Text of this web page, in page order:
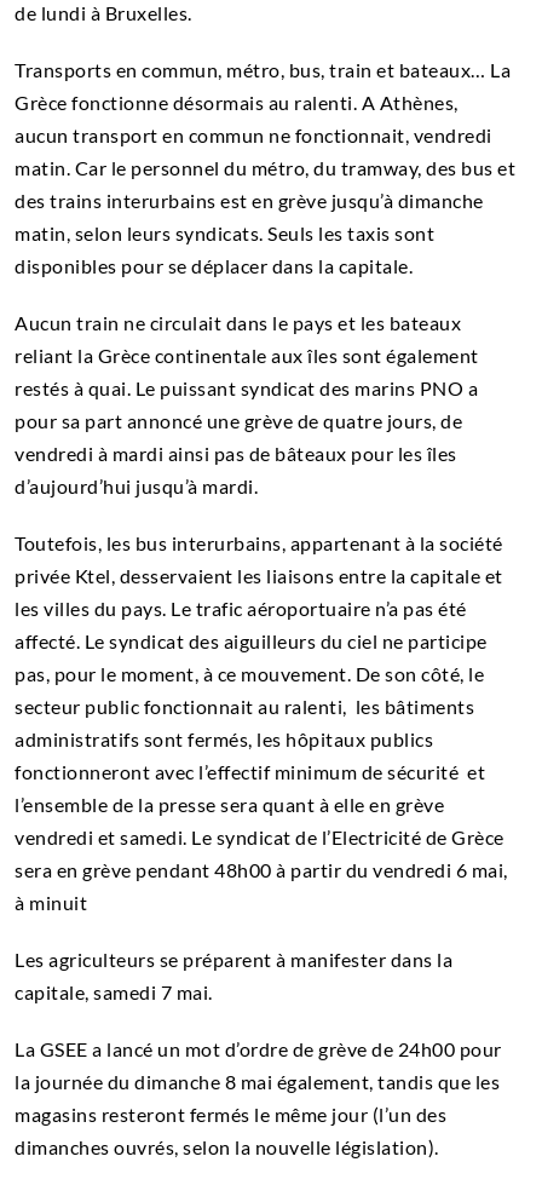
de lundi à Bruxelles.
Transports en commun, métro, bus, train et bateaux… La
Grèce fonctionne désormais au ralenti. A Athènes,
aucun transport en commun ne fonctionnait, vendredi
matin. Car le personnel du métro, du tramway, des bus et
des trains interurbains est en grève jusqu’à dimanche
matin, selon leurs syndicats. Seuls les taxis sont
disponibles pour se déplacer dans la capitale.
Aucun train ne circulait dans le pays et les bateaux
reliant la Grèce continentale aux îles sont également
restés à quai. Le puissant syndicat des marins PNO a
pour sa part annoncé une grève de quatre jours, de
vendredi à mardi ainsi pas de bâteaux pour les îles
d’aujourd’hui jusqu’à mardi.
Toutefois, les bus interurbains, appartenant à la société
privée Ktel, desservaient les liaisons entre la capitale et
les villes du pays. Le trafic aéroportuaire n’a pas été
affecté. Le syndicat des aiguilleurs du ciel ne participe
pas, pour le moment, à ce mouvement. De son côté, le
secteur public fonctionnait au ralenti, les bâtiments
administratifs sont fermés, les hôpitaux publics
fonctionneront avec l’effectif minimum de sécurité et
l’ensemble de la presse sera quant à elle en grève
vendredi et samedi. Le syndicat de l’Electricité de Grèce
sera en grève pendant 48h00 à partir du vendredi 6 mai,
à minuit
Les agriculteurs se préparent à manifester dans la
capitale, samedi 7 mai.
La GSEE a lancé un mot d’ordre de grève de 24h00 pour
la journée du dimanche 8 mai également, tandis que les
magasins resteront fermés le même jour (l’un des
dimanches ouvrés, selon la nouvelle législation).